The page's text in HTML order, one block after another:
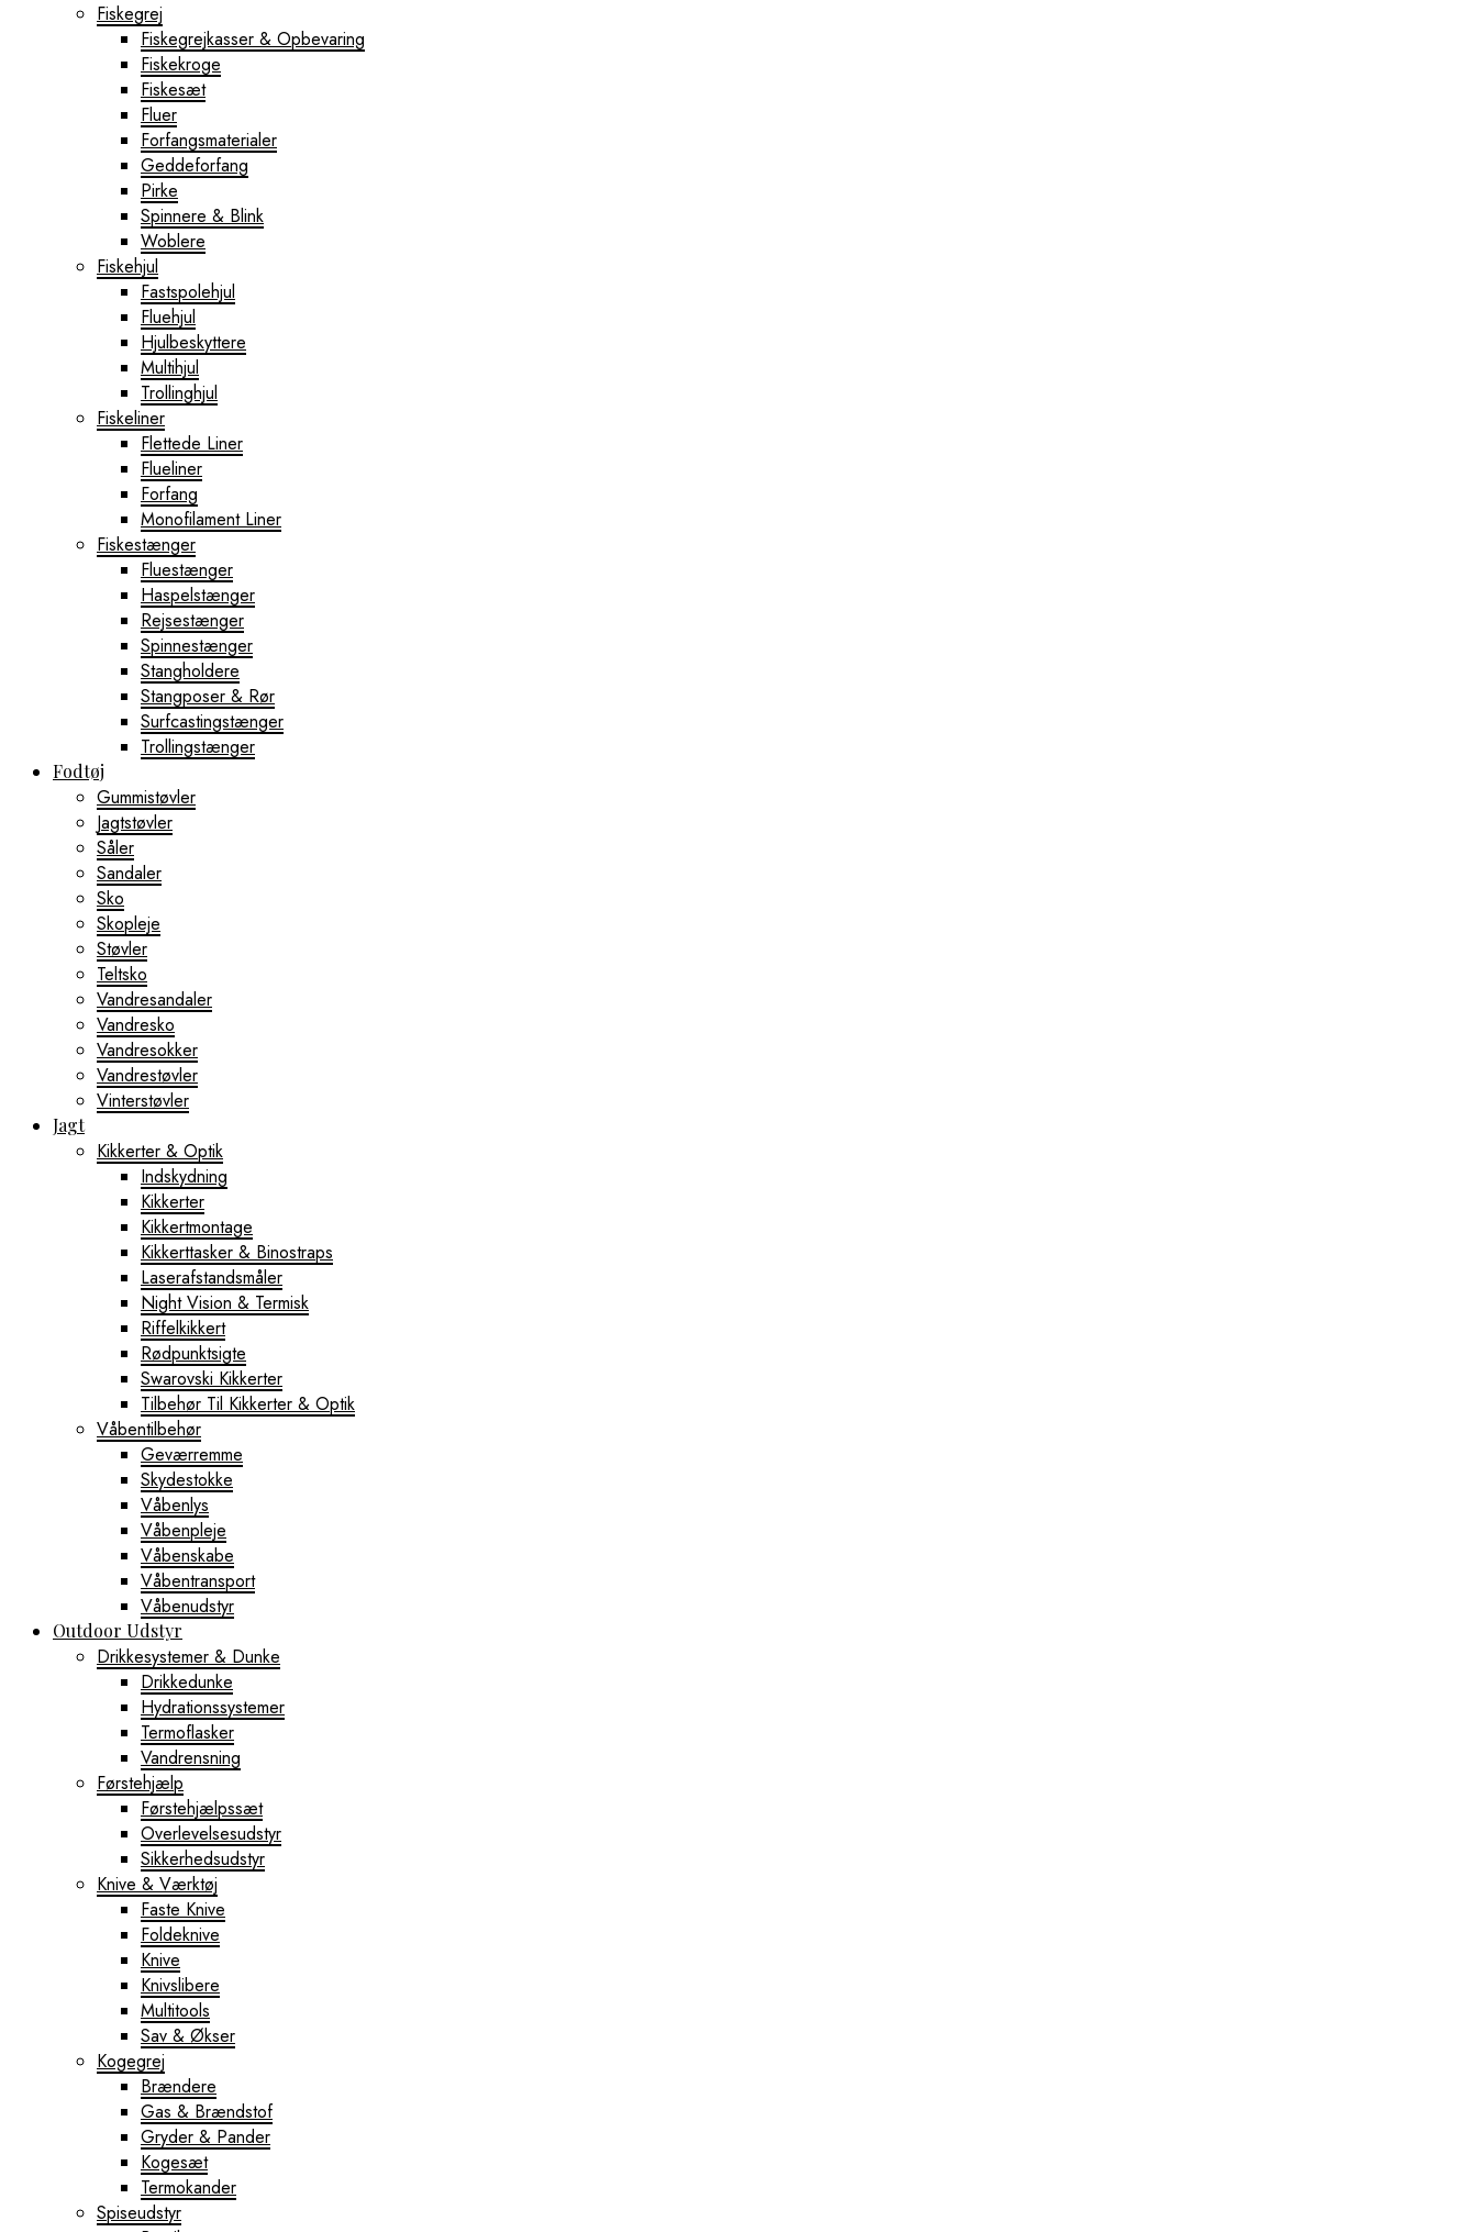
Fiskegrej
Fiskegrejkasser & Opbevaring
Fiskekroge
Fiskesæt
Fluer
Forfangsmaterialer
Geddeforfang
Pirke
Spinnere & Blink
Woblere
Fiskehjul
Fastspolehjul
Fluehjul
Hjulbeskyttere
Multihjul
Trollinghjul
Fiskeliner
Flettede Liner
Flueliner
Forfang
Monofilament Liner
Fiskestænger
Fluestænger
Haspelstænger
Rejsestænger
Spinnestænger
Stangholdere
Stangposer & Rør
Surfcastingstænger
Trollingstænger
Fodtøj
Gummistøvler
Jagtstøvler
Såler
Sandaler
Sko
Skopleje
Støvler
Teltsko
Vandresandaler
Vandresko
Vandresokker
Vandrestøvler
Vinterstøvler
Jagt
Kikkerter & Optik
Indskydning
Kikkerter
Kikkertmontage
Kikkerttasker & Binostraps
Laserafstandsmåler
Night Vision & Termisk
Riffelkikkert
Rødpunktsigte
Swarovski Kikkerter
Tilbehør Til Kikkerter & Optik
Våbentilbehør
Geværremme
Skydestokke
Våbenlys
Våbenpleje
Våbenskabe
Våbentransport
Våbenudstyr
Outdoor Udstyr
Drikkesystemer & Dunke
Drikkedunke
Hydrationssystemer
Termoflasker
Vandrensning
Førstehjælp
Førstehjælpssæt
Overlevelsesudstyr
Sikkerhedsudstyr
Knive & Værktøj
Faste Knive
Foldeknive
Knive
Knivslibere
Multitools
Sav & Økser
Kogegrej
Brændere
Gas & Brændstof
Gryder & Pander
Kogesæt
Termokander
Spiseudstyr